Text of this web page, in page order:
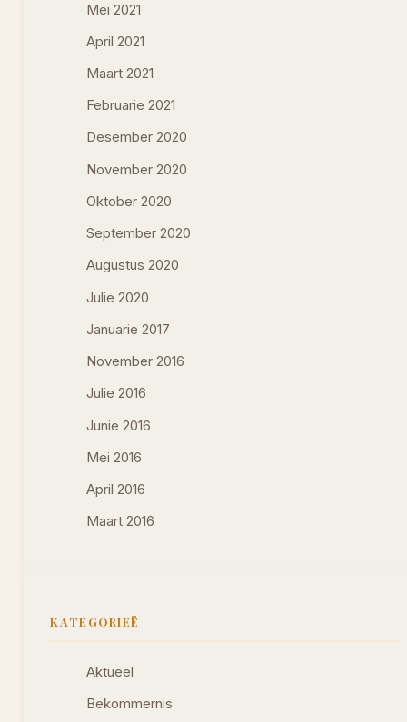
Mei 2021
April 2021
Maart 2021
Februarie 2021
Desember 2020
November 2020
Oktober 2020
September 2020
Augustus 2020
Julie 2020
Januarie 2017
November 2016
Julie 2016
Junie 2016
Mei 2016
April 2016
Maart 2016
KATEGORIEË
Aktueel
Bekommernis